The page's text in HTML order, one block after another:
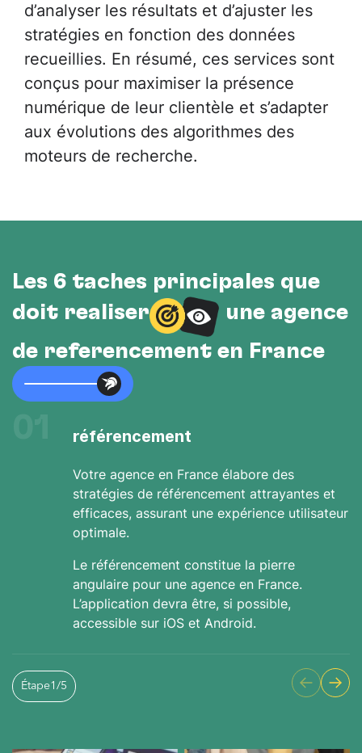
d’analyser les résultats et d’ajuster les
stratégies en fonction des données
recueillies. En résumé, ces services sont
conçus pour maximiser la présence
numérique de leur clientèle et s’adapter
aux évolutions des algorithmes des
moteurs de recherche.
Les 6 tâches principales que
doit réaliser
une agence
de référencement en France
référencement
Votre agence en France élabore des
stratégies de référencement attrayantes et
efficaces, assurant une expérience utilisateur
optimale.
Le référencement constitue la pierre
angulaire pour une agence en France.
L’application devra être, si possible,
accessible sur iOS et Android.
Étape1 /5